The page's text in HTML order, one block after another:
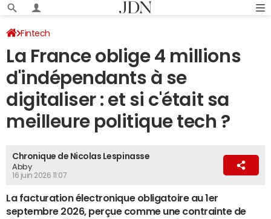
Fintech
La France oblige 4 millions
d'indépendants à se
digitaliser : et si c'était sa
meilleure politique tech ?
Chronique de Nicolas Lespinasse
Abby
16 juin 2026 11:07
La facturation électronique obligatoire au 1er
septembre 2026, perçue comme une contrainte de